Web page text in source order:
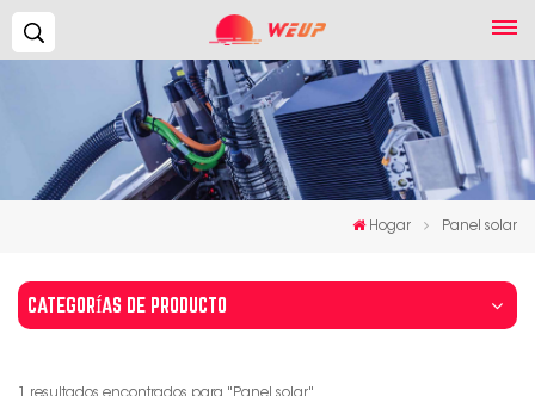
Hogar Panel solar
CATEGORÍAS DE PRODUCTO